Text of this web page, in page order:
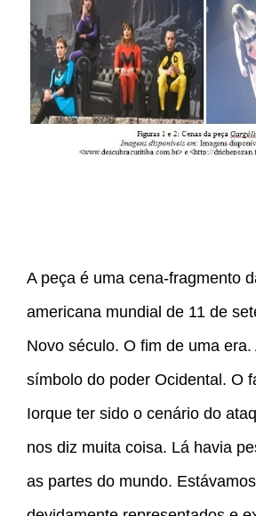
A peça é uma cena-fragmento
americana mundial de 11 de
Novo século. O fim de uma era.
símbolo do poder Ocidental. O
Iorque ter sido o cenário do
nos diz muita coisa. Lá havia
as partes do mundo.